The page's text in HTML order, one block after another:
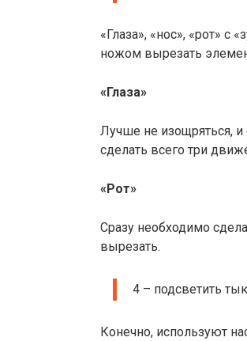
«Глаза», «нос», «рот» с
ножом вырезать
«Глаза»
Лучше не изощряться, и
сделать всего три
«Рот»
Сразу необходимо
вырезать.
4 – подсветить
Конечно, используют